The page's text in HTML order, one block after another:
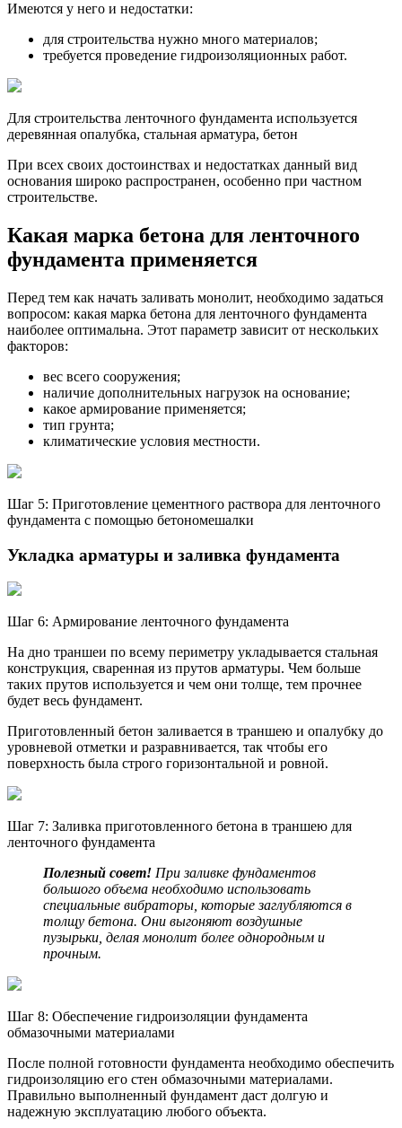
Имеются у него и недостатки:
для строительства нужно много материалов;
требуется проведение гидроизоляционных работ.
Для строительства ленточного фундамента используется
деревянная опалубка, стальная арматура, бетон
При всех своих достоинствах и недостатках данный вид
основания широко распространен, особенно при частном
строительстве.
Какая марка бетона для ленточного
фундамента применяется
Перед тем как начать заливать монолит, необходимо задаться
вопросом: какая марка бетона для ленточного фундамента
наиболее оптимальна. Этот параметр зависит от нескольких
факторов:
вес всего сооружения;
наличие дополнительных нагрузок на основание;
какое армирование применяется;
тип грунта;
климатические условия местности.
Шаг 5: Приготовление цементного раствора для ленточного
фундамента с помощью бетономешалки
Укладка арматуры и заливка фундамента
Шаг 6: Армирование ленточного фундамента
На дно траншеи по всему периметру укладывается стальная
конструкция, сваренная из прутов арматуры. Чем больше
таких прутов используется и чем они толще, тем прочнее
будет весь фундамент.
Приготовленный бетон заливается в траншею и опалубку до
уровневой отметки и разравнивается, так чтобы его
поверхность была строго горизонтальной и ровной.
Шаг 7: Заливка приготовленного бетона в траншею для
ленточного фундамента
Полезный совет! При заливке фундаментов
большого объема необходимо использовать
специальные вибраторы, которые заглубляются в
толщу бетона. Они выгоняют воздушные
пузырьки, делая монолит более однородным и
прочным.
Шаг 8: Обеспечение гидроизоляции фундамента
обмазочными материалами
После полной готовности фундамента необходимо обеспечить
гидроизоляцию его стен обмазочными материалами.
Правильно выполненный фундамент даст долгую и
надежную эксплуатацию любого объекта.